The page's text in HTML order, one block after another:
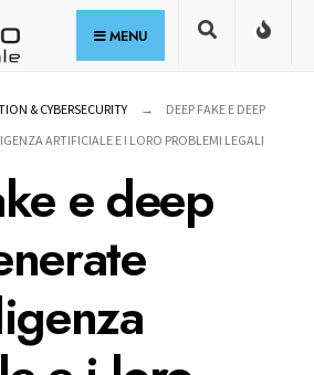
MENU
& CYBERSECURITY
DEEP FAKE E DEEP
ARTIFICIALE E I LORO PROBLEMI LEGALI
e deep